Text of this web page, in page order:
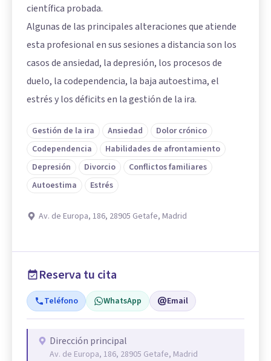
científica probada.
Algunas de las principales alteraciones que atiende
esta profesional en sus sesiones a distancia son los
casos de ansiedad, la depresión, los procesos de
duelo, la codependencia, la baja autoestima, el
estrés y los déficits en la gestión de la ira.
Gestión de la ira Ansiedad
Dolor crónico
Codependencia
Habilidades de afrontamiento
Depresión
Divorcio
Conflictos familiares
Autoestima
Estrés
Av. de Europa, 186, 28905 Getafe, Madrid
Reserva tu cita
Teléfono WhatsApp Email
Dirección principal
Av. de Europa, 186, 28905 Getafe, Madrid